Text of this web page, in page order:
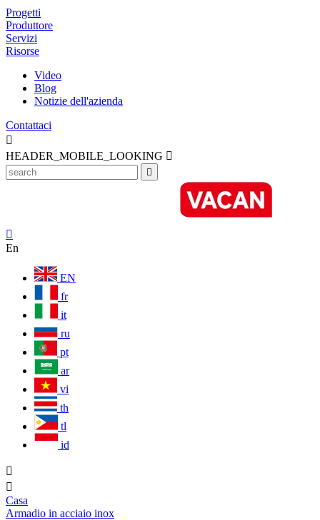
Progetti
Produttore
Servizi
Risorse
Video
Blog
Notizie dell'azienda
Contattaci

HEADER_MOBILE_LOOKING 


En
EN
fr
it
ru
pt
ar
vi
th
tl
id


Casa
Armadio in acciaio inox